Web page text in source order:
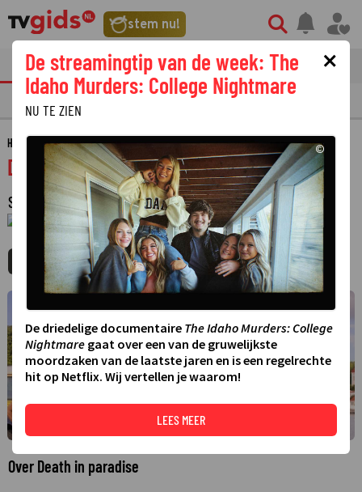
stem nu!
tvgids streaming nieuws
PRIMETIME GEMIST
HOME GIDS DEATH IN PARADISE
Death in paradise
SERIE · KOMEDIE · 14 SEIZOENEN
1 JANUARI 1970 01:00 - 01:00
MIJNGIDS AGENDA DELEN
Over Death in paradise
×
De streamingtip van de week: The
Idaho Murders: College Nightmare
NU TE ZIEN
©
De driedelige documentaire The Idaho Murders: College
Nightmare gaat over een van de gruwelijkste
moordzaken van de laatste jaren en is een regelrechte
hit op Netflix. Wij vertellen je waarom!
LEES MEER